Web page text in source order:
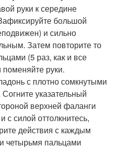
руки к середине
большой
и сильно
Затем повторите то
(5 раз, как и все
руки.
с плотно сомкнутыми
указательный
верхней фаланги
с силой оттолкнитесь,
действия с каждым
четырьмя пальцами